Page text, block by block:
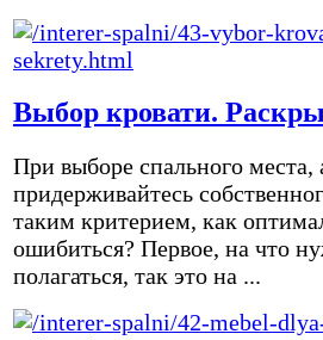
Выбор кровати.
При выборе спального места,
придерживайтесь
таким критерием, как
ошибиться? Первое, на что
полагаться, так это на ...